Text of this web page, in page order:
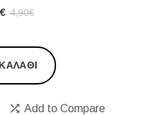
4,90€
ΚΑΛΆΘΙ
Add to Compare